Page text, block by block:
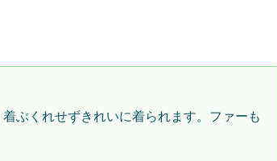
ぶくれせずきれいに着られます。ファーも